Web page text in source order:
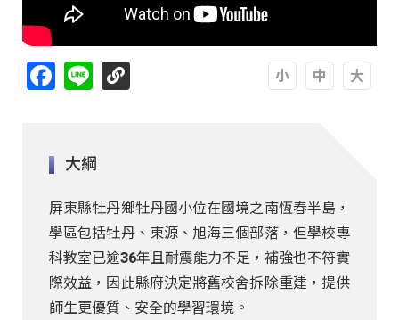
Facebook
Line
大綱
屏東縣牡丹鄉牡丹國小位在國境之南恆春半島，
學區包括牡丹、東源、旭海三個部落，但學校專
科教室已逾36年且耐震能力不足，補強也不符實
際效益，因此縣府決定將舊校舍拆除重建，提供
師生更優質、安全的學習環境。